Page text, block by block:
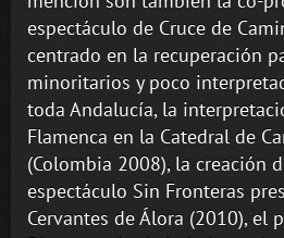
espectáculo de Cruce de
centrado en la recuperación
minoritarios y poco
toda Andalucía, la
Flamenca en la Catedral de
(Colombia 2008), la creación
espectáculo Sin Fronteras
Cervantes de Álora (2010), el